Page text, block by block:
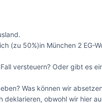
(zu 50%)in München 2 EG-
versteuern? Oder gibt es
Was können wir
deklarieren, obwohl wir hier